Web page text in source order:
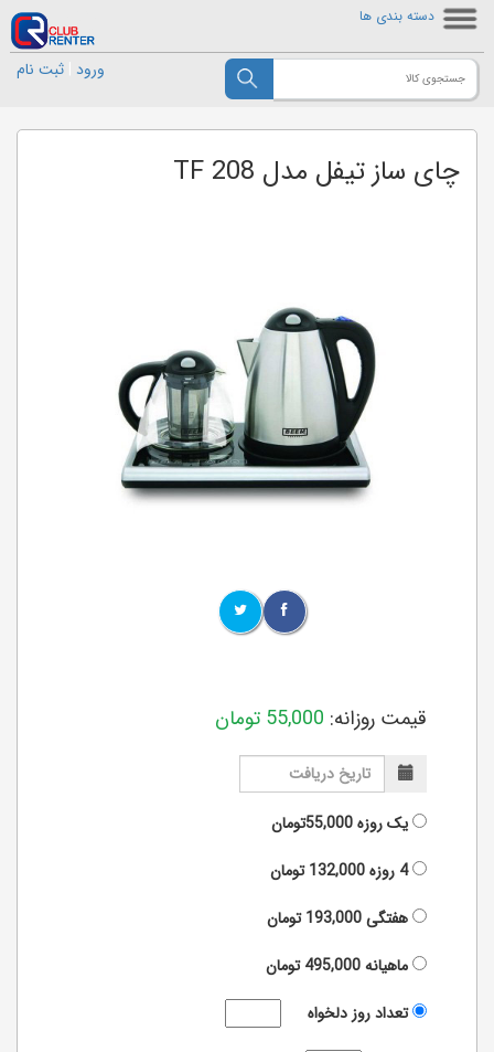
دسته بندی ها
ورود ثبت نام
چای ساز تیفل مدل TF 208
قیمت روزانه: 55,000 تومان
یک روزه55,000تومان
4 روزه
132,000تومان
هفتگی193,000تومان
ماهیانه495,000تومان
تعداد روز دلخواه